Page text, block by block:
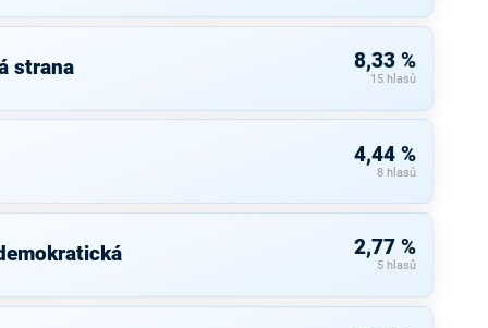
strana 8,33 %
15 hlasů
4,44 %
8 hlasů
2,77 %
5 hlasů